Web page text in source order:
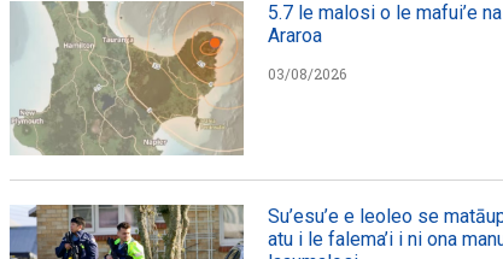
5.7 le malosi o le mafui’e
Araroa
03/08/2026
Su’esu’e e leoleo se
atu i le falema’i i ni ona